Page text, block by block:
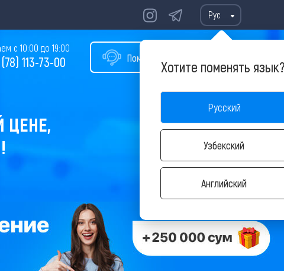
Рус
Хотите поменять
Русский
Узбекский
Английский
Помощь в подборе тура
с 10:00 до 19:00
113-73-00
ЦЕНЕ,